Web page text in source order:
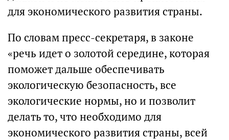
для экономического развития страны.
По словам пресс-секретаря, в законе
«речь идет о золотой середине, которая
поможет дальше обеспечивать
экологическую безопасность, все
экологические нормы, но и позволит
делать то, что необходимо для
экономического развития страны, всей